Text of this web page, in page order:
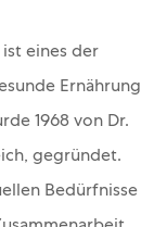
ist eines der
Ernährung
1968 von Dr.
gegründet.
Bedürfnisse